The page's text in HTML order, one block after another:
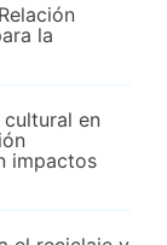
la
en
impactos